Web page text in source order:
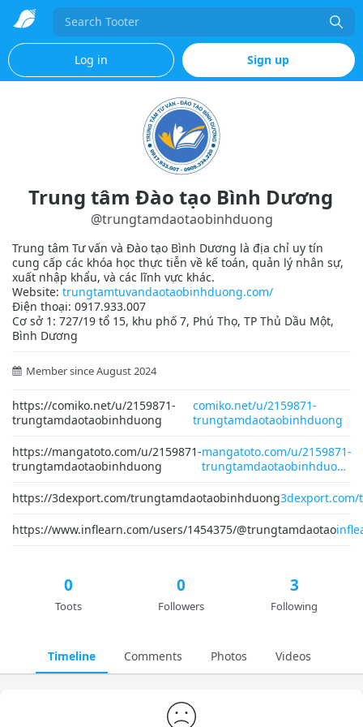
Search
Log in Sign up
Trung tâm Đào tạo Bình Dương
@trungtamdaotaobinhduong
Trung tâm Tư vấn và Đào tạo Bình Dương là địa chỉ uy tín
cung cấp các khóa học thực tiễn về kế toán, quản lý nhân sự,
xuất nhập khẩu, và các lĩnh vực khác.
Website: trungtamtuvandaotaobinhduong.com/
Điện thoại: 0917.933.007
Cơ sở 1: 727/19 tổ 15, khu phố 7, Phú Thọ, TP Thủ Dầu Một,
Bình Dương
Member since August 2024
https://comiko.net/u/2159871-
trungtamdaotaobinhduong
comiko.net/u/2159871-
trungtamdaotaobinhduong
https://mangatoto.com/u/2159871-
trungtamdaotaobinhduong
mangatoto.com/u/2159871-
trungtamdaotaobinhduo
https://3dexport.com/trungtamdaotaobinhduong
https://www.inflearn.com/users/1454375/@trungtamdaotao
0
Toots
0
Followers
3
Following
Timeline Comments Photos Videos